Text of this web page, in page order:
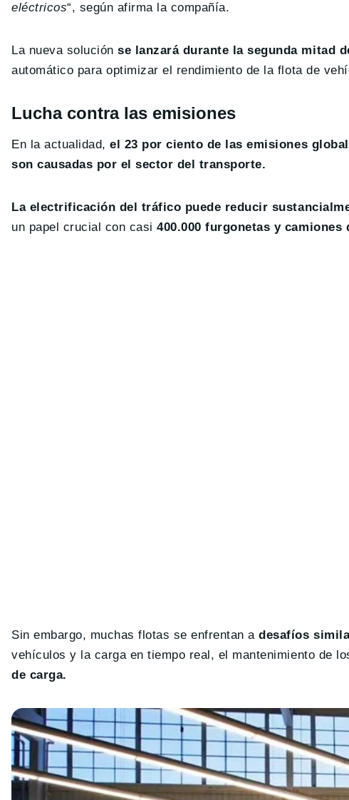
eléctricos“, según afirma la compañía.
La nueva soluciónse lanzará durante la segunda mitad
automático para optimizar el rendimiento de la flota de
Lucha contra las emisiones
En la actualidad,el 23 por ciento de las emisiones
son causadas por el sector del transporte.
La electrificación del tráfico puede reducir
un papel crucial con casi400.000 furgonetas y
Sin embargo, muchas flotas se enfrentan adesafíos
vehículos y la carga en tiempo real, el mantenimiento de
de carga.